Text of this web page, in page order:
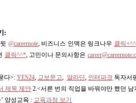
:
@careernote, 비즈니스 인맥은 링크나우 클릭+^^
클릭^^*, 고민이나 문의사항은
다>: YES24, 교보문고, 알라딘, 인터파크 독자서
제목 제안 2.<서른 번의 직업을 바꿔야만 했던 남
양성교육 : 교육과정 보기